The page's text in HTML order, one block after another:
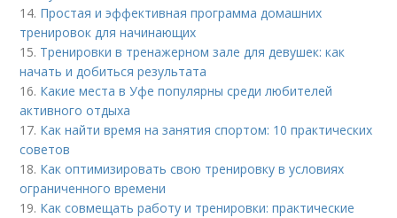
14. Простая и эффективная программа домашних
тренировок для начинающих
15. Тренировки в тренажерном зале для девушек: как
начать и добиться результата
16. Какие места в Уфе популярны среди любителей
активного отдыха
17. Как найти время на занятия спортом: 10 практических
советов
18. Как оптимизировать свою тренировку в условиях
ограниченного времени
19. Как совмещать работу и тренировки: практические